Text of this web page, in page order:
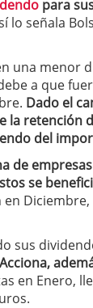
para
lo señala
una menor
a que
Dado el
la retención
del
de
se
en
sus
en Enero,